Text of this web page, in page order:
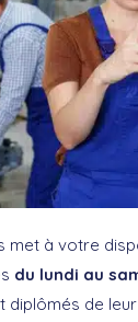
met à votre
du lundi au
diplômés de